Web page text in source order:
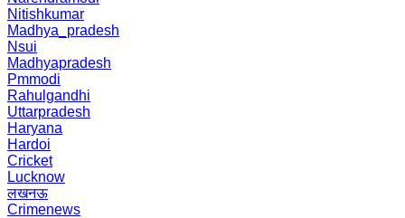
Nitishkumar
Madhya_pradesh
Nsui
Madhyapradesh
Pmmodi
Rahulgandhi
Uttarpradesh
Haryana
Hardoi
Cricket
Lucknow
लखनऊ
Crimenews